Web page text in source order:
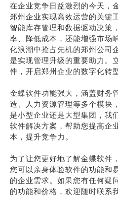
在企业竞争日益激烈的今天，
郑州企业实现高效运营的关键
智能库存管理和数据驱动决策
率、降低成本，还能增强市场
化浪潮中抢占先机的郑州公司
是实现管理升级的重要助力。
件，开启郑州企业的数字化转
金蝶软件功能强大，涵盖财务
造、人力资源管理等多个模块
是小型企业还是大型集团，我
软件解决方案，帮助您提高企
本，提升竞争力。
为了让您更好地了解金蝶软件
您可以亲身体验软件的功能和
的企业需求。如果您有任何疑
的功能和价格，欢迎随时联系